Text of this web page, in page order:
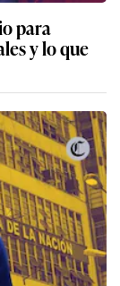
para
y lo que